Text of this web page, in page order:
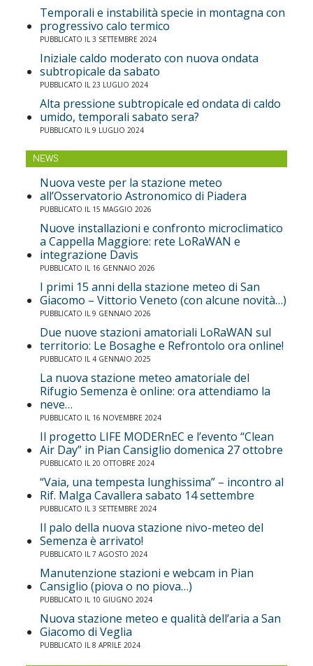
Temporali e instabilità specie in montagna con
progressivo calo termico
PUBBLICATO IL 3 SETTEMBRE 2024
Iniziale caldo moderato con nuova ondata
subtropicale da sabato
PUBBLICATO IL 23 LUGLIO 2024
Alta pressione subtropicale ed ondata di caldo
umido, temporali sabato sera?
PUBBLICATO IL 9 LUGLIO 2024
NEWS
Nuova veste per la stazione meteo
all’Osservatorio Astronomico di Piadera
PUBBLICATO IL 15 MAGGIO 2026
Nuove installazioni e confronto microclimatico
a Cappella Maggiore: rete LoRaWAN e
integrazione Davis
PUBBLICATO IL 16 GENNAIO 2026
I primi 15 anni della stazione meteo di San
Giacomo – Vittorio Veneto (con alcune novità…)
PUBBLICATO IL 9 GENNAIO 2026
Due nuove stazioni amatoriali LoRaWAN sul
territorio: Le Bosaghe e Refrontolo ora online!
PUBBLICATO IL 4 GENNAIO 2025
La nuova stazione meteo amatoriale del
Rifugio Semenza è online: ora attendiamo la
neve…
PUBBLICATO IL 16 NOVEMBRE 2024
Il progetto LIFE MODERnEC e l’evento “Clean
Air Day” in Pian Cansiglio domenica 27 ottobre
PUBBLICATO IL 20 OTTOBRE 2024
“Vaia, una tempesta lunghissima” – incontro al
Rif. Malga Cavallera sabato 14 settembre
PUBBLICATO IL 3 SETTEMBRE 2024
Il palo della nuova stazione nivo-meteo del
Semenza è arrivato!
PUBBLICATO IL 7 AGOSTO 2024
Manutenzione stazioni e webcam in Pian
Cansiglio (piova o no piova…)
PUBBLICATO IL 10 GIUGNO 2024
Nuova stazione meteo e qualità dell’aria a San
Giacomo di Veglia
PUBBLICATO IL 8 APRILE 2024